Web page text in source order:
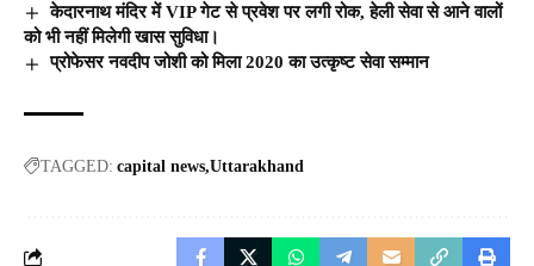
केदारनाथ मंदिर में VIP गेट से प्रवेश पर लगी रोक, हेली सेवा से आने वालों
को भी नहीं मिलेगी खास सुविधा।
प्रोफेसर नवदीप जोशी को मिला 2020 का उत्कृष्ट सेवा सम्मान
TAGGED: capital news Uttarakhand